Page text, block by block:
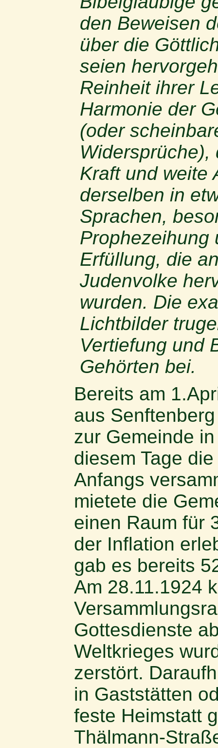
den Beweisen
über die
seien
Reinheit ihrer
Harmonie der
(oder
Widersprüche),
Kraft und weite
derselben in
Sprachen,
Prophezeihung
Erfüllung, die
Judenvolke
wurden. Die
Lichtbilder
Vertiefung und
Gehörten bei.
Bereits am
aus
zur Gemeinde
diesem Tage
Anfangs
mietete die
einen Raum für
der Inflation
gab es bereits
Am 28.11.1924
Gottesdienste
Weltkrieges
zerstört.
in Gaststätten
feste Heimstatt
Thälmann-